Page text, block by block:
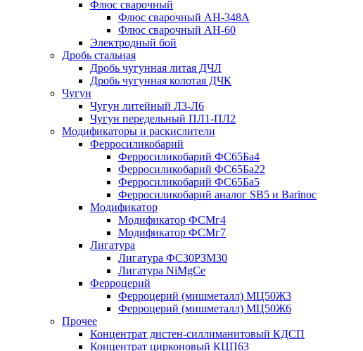
Флюс сварочный
Флюс сварочный АН-348А
Флюс сварочный АН-60
Электродный бой
Дробь стальная
Дробь чугунная литая ДЧЛ
Дробь чугунная колотая ДЧК
Чугун
Чугун литейный Л3-Л6
Чугун передельный ПЛ1-ПЛ2
Модификаторы и раскислители
Ферросиликобарий
Ферросиликобарий ФС65Ба4
Ферросиликобарий ФС65Ба22
Ферросиликобарий ФС65Ба5
Ферросиликобарий аналог SB5 и Barinoc
Модификатор
Модификатор ФСМг4
Модификатор ФСМг7
Лигатура
Лигатура ФС30РЗМ30
Лигатура NiMgCe
Ферроцерий
Ферроцерий (мишметалл) МЦ50Ж3
Ферроцерий (мишметалл) МЦ50Ж6
Прочее
Концентрат дистен-силлиманитовый КДСП
Концентрат цирконовый КЦП63